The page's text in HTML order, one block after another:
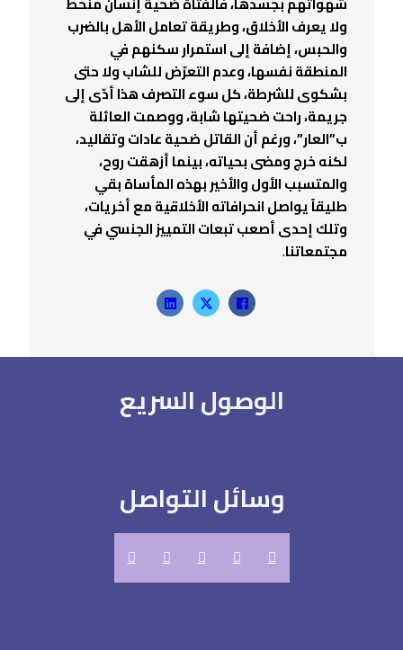
ولا يعرف الأخلاق، وطريقة تعامل الأهل بالضرب
والحبس، إضافة إلى استمرار سكنهم في
المنطقة نفسها، وعدم التعرّض للشاب ولا حتى
بشكوى للشرطة، كل سوء التصرف هذا أدّى إلى
جريمة، راحت ضحيتها شابة، ووصمت العائلة
ب”العار”، ورغم أن القاتل ضحية عادات وتقاليد،
لكنه خرج ومضى بحياته، بينما أزهقت روح،
والمتسبب الأول والأخير بهذه المأساة بقي
طليقاً يواصل انحرافاته الأخلاقية مع أخريات،
وتلك إحدى أصعب تبعات التمييز الجنسي في
مجتمعاتنا.
الوصول السريع
وسائل التواصل